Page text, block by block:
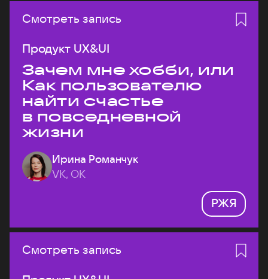
Смотреть запись
Продукт UX&UI
Зачем мне хобби, или
Как пользователю
найти счастье
в повседневной
жизни
Ирина Романчук
VK, ОК
РЖЯ
Смотреть запись